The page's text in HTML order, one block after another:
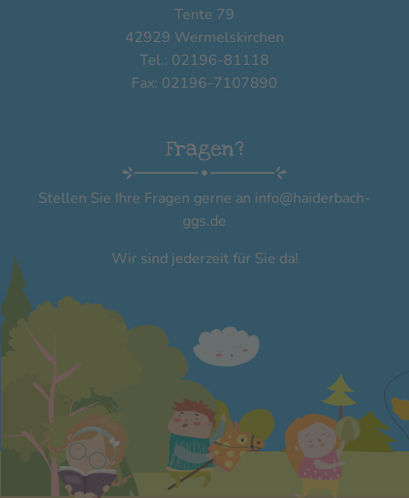
Tente 79
42929 Wermelskirchen
Tel.: 02196-81118
Fax: 02196-7107890
Fragen?
Stellen Sie Ihre Fragen gerne an info@haiderbach-
ggs.de
Wir sind jederzeit für Sie da!